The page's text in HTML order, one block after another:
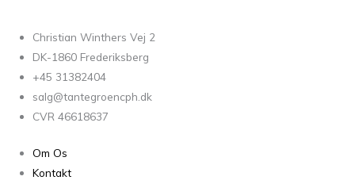
Christian Winthers Vej 2
DK-1860 Frederiksberg
+45 31382404
salg@tantegroencph.dk
CVR 46618637
Om Os
Kontakt